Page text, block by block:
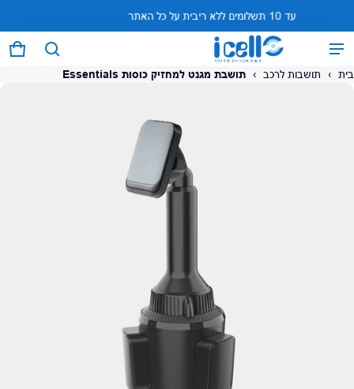
עד 10 תשלומים ללא ריבית על כל האתר
0 פריטים
המוצר נוסף לעגלה
לתשלום
בית › תושבות לרכב › תושבת מגנט למחזיק כוסות Essentials
על המוצר